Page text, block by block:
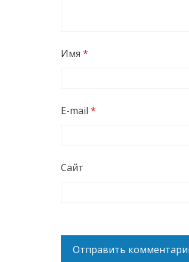
Имя *
E-mail *
Сайт